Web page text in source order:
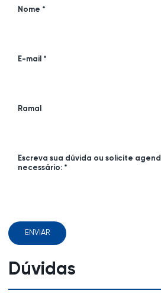
Nome *
E-mail *
Ramal
Escreva sua dúvida ou solicite
necessário: *
ENVIAR
Dúvidas